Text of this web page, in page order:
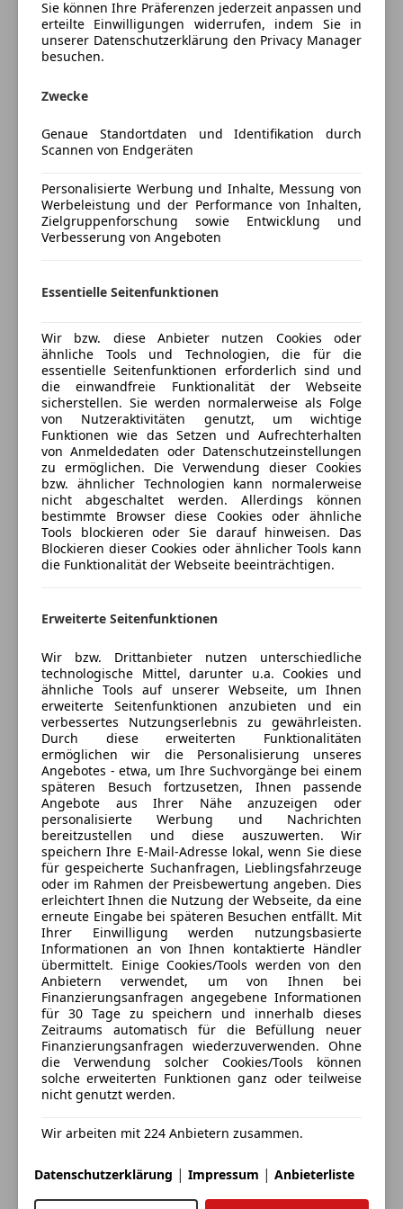
Schiebedach
Schlüssellose Zentralverriegelung
Sitzheizung
Bluetooth
DAB-Radio
TV
Sicherheit
Abstandstempomat
Beifahrerairbag
ESP
Fahrerairbag
Isofix
Kurvenlicht
LED-Scheinwerfer
LED-Tagfahrlicht
Müdigkeitswarnsystem
Notbremsassistent
Seitenairbag
Servolenkung
Totwinkel-Assistent
Wegfahrsperre
Zentralverriegelung
Extras
Alufelgen
Anhängerkupplung
Schaltwippen
Sportpaket
Sportsitze
Sprachsteuerung
Sitzkomfort-Paket, Licht- und Sicht-Paket, KEYLESS-
GO-Paket, ON&OFFROAD-Paket, Junge Sterne
Garantie, AMG Line, Attention Assist, Night Paket,
Kindersitzbefestigung Isofix, Kneebag, Komfortsitz,
Reifendruck-Kontrolle, TV-Funktion, Windowbag, Für
360° Ansicht folgen sie diesem Link:
https://spinner.photo-motion.com/5ab42ec1-3d43-
4c24-a0b3-9b52c668fd15
180 Grad-Frontsicht für Geländefahrt
Smartphone Integrationspaket
Smartphone Integration Apple CarPlay
Smartphone Integration Android Auto
Obsidianschwarz – Metalliclack
Leder - schwarz / anthrazit
Schlüssellose Vermietung
Adaptives-Dämpfungs-System Plus (ADS+)
Hinterachslenkung mit großem Winkel
Abstandsregeltempomat Plus (DISTRONIC PLUS)
Aktiver Park-Assistent
Fahrersitz links elektrisch verstellbar mit Memory
Fahrersitz rechts elektrisch verstellbar mit Memory
Innenspiegel abblendbar
DISTRONIC PLUS Querunterstützung (DTR+Q)
Vordere Sensoren zur Kreuzungsüberwachung
Memory-Paket (Fahrersitz
Auskünfte zu diesem Wagen - Erhalten Sie von
unseren Mercedes-Benz Verkaufsberatern!
Herr Nikolas Trawöger
Tel: 07612/63311-441
Mail: nikolas.trawoeger@automobile-swoboda.at
Herr Simon Gruber
Tel: 07612/63311-444
Mail: simon.gruber@automobile-swoboda.at
Herr Artur Seibert
Tel: 07612/63311-442
Mail: artur.seibert@automobile-swoboda.at
Angebot vorbehaltlich Verfügbarkeit-Druck-und
Beschreibungsfehler.
Das gilt für neue wie gebrauchte Mercedes-Benz und
Sterne.
Mehr anzeigen
Preisbewertung
Mehr anzeigen
Versicherung
Kfz-Versicherung
Versicherungsschutz an Ihre Bedürfnisse
anpassen
Freischaden-Gutschein ab Stufe 0
Auto einfach online versichern & Rabatt holen
Jetzt berechnen
Verkäufer Händler
Automobile Swoboda GmbH
Sternebewertung 4.5 von 5
4,5Sterne
(85% Weiterempfehlungen)
Anbieter auf AutoScout24 seit 2011
Verkauf
Geöffnet
Schließt um 18:00
Schloss Oberweis 3
4664 Oberweis, AT
Kontakt
Automobile Swoboda
Alle Fahrzeuge des Anbieters
Anbieter kontaktieren
Deine Nachricht
Sie können Ihre Präferenzen jederzeit anpassen und
erteilte Einwilligungen widerrufen, indem Sie in
unserer Datenschutzerklärung den Privacy Manager
besuchen.
Zwecke
Genaue Standortdaten und Identifikation durch
Scannen von Endgeräten
Personalisierte Werbung und Inhalte, Messung von
Werbeleistung und der Performance von Inhalten,
Zielgruppenforschung sowie Entwicklung und
Verbesserung von Angeboten
Essentielle Seitenfunktionen
Wir bzw. diese Anbieter nutzen Cookies oder
ähnliche Tools und Technologien, die für die
essentielle Seitenfunktionen erforderlich sind und
die einwandfreie Funktionalität der Webseite
sicherstellen. Sie werden normalerweise als Folge
von Nutzeraktivitäten genutzt, um wichtige
Funktionen wie das Setzen und Aufrechterhalten
von Anmeldedaten oder Datenschutzeinstellungen
zu ermöglichen. Die Verwendung dieser Cookies
bzw. ähnlicher Technologien kann normalerweise
nicht abgeschaltet werden. Allerdings können
bestimmte Browser diese Cookies oder ähnliche
Tools blockieren oder Sie darauf hinweisen. Das
Blockieren dieser Cookies oder ähnlicher Tools kann
die Funktionalität der Webseite beeinträchtigen.
Erweiterte Seitenfunktionen
Wir bzw. Drittanbieter nutzen unterschiedliche
technologische Mittel, darunter u.a. Cookies und
ähnliche Tools auf unserer Webseite, um Ihnen
erweiterte Seitenfunktionen anzubieten und ein
verbessertes Nutzungserlebnis zu gewährleisten.
Durch diese erweiterten Funktionalitäten
ermöglichen wir die Personalisierung unseres
Angebotes - etwa, um Ihre Suchvorgänge bei einem
späteren Besuch fortzusetzen, Ihnen passende
Angebote aus Ihrer Nähe anzuzeigen oder
personalisierte Werbung und Nachrichten
bereitzustellen und diese auszuwerten. Wir
speichern Ihre E-Mail-Adresse lokal, wenn Sie diese
für gespeicherte Suchanfragen, Lieblingsfahrzeuge
oder im Rahmen der Preisbewertung angeben. Dies
erleichtert Ihnen die Nutzung der Webseite, da eine
erneute Eingabe bei späteren Besuchen entfällt. Mit
Ihrer Einwilligung werden nutzungsbasierte
Informationen an von Ihnen kontaktierte Händler
übermittelt. Einige Cookies/Tools werden von den
Anbietern verwendet, um von Ihnen bei
Finanzierungsanfragen angegebene Informationen
für 30 Tage zu speichern und innerhalb dieses
Zeitraums automatisch für die Befüllung neuer
Finanzierungsanfragen wiederzuverwenden. Ohne
die Verwendung solcher Cookies/Tools können
solche erweiterten Funktionen ganz oder teilweise
nicht genutzt werden.
Wir arbeiten mit 224 Anbietern zusammen.
Datenschutzerklärung | Impressum | Anbieterliste